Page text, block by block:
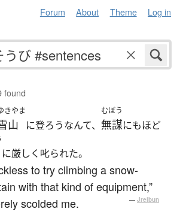
Forum About Theme Log in
きやま
山 に登ろうなんて、
むぼう
無謀にもほど
に厳しく叱られた。
to try climbing a snow-
with that kind of equipment,”
scolded me.
— Jreibun